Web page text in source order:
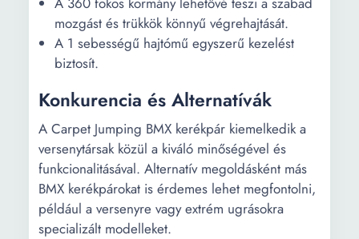
mozgást és trükkök könnyű végrehajtását.
A 1 sebességű hajtómű egyszerű kezelést
biztosít.
Konkurencia és Alternatívák
A Carpet Jumping BMX kerékpár kiemelkedik a
versenytársak közül a kiváló minőségével és
funkcionalitásával. Alternatív megoldásként más
BMX kerékpárokat is érdemes lehet megfontolni,
például a versenyre vagy extrém ugrásokra
specializált modelleket.